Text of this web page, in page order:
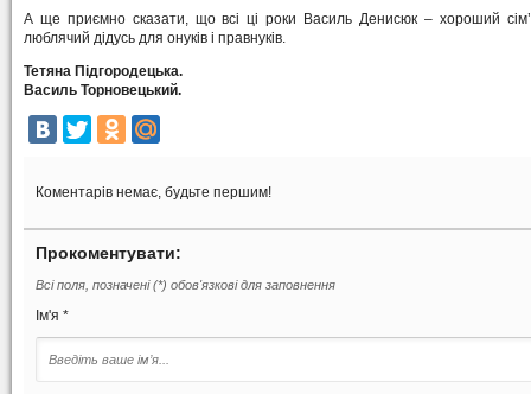
А ще приємно сказати, що всі ці роки Василь Денисюк – хороший
люблячий дідусь для онуків і правнуків.
Тетяна Підгородецька.
Василь Торновецький.
Коментарів немає, будьте першим!
Прокоментувати:
Всі поля, позначені (*) обов'язкові для заповнення
Ім'я *